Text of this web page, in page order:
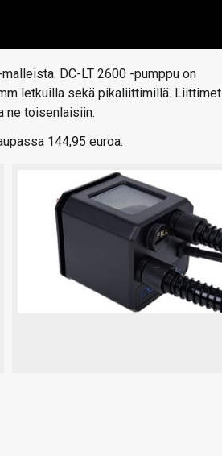
DC-LT 2600 -pumppu on
letkuilla sekä pikaliittimillä. Liittimet
ne toisenlaisiin.
144,95 euroa.